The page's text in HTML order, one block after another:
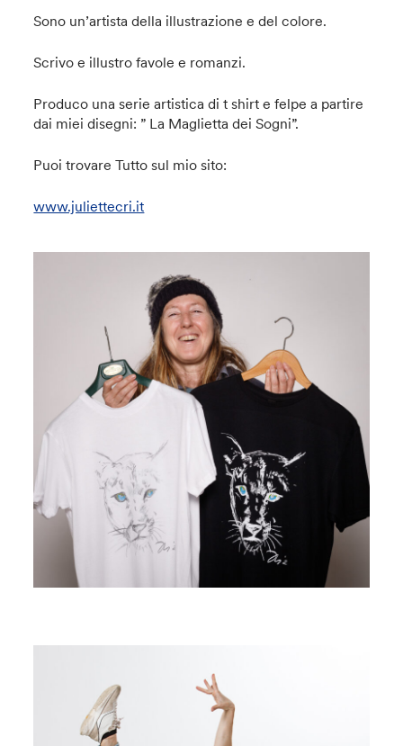
Sono un’artista della illustrazione e del colore.
Scrivo e illustro favole e romanzi.
Produco una serie artistica di t shirt e felpe a partire
dai miei disegni: ” La Maglietta dei Sogni”.
Puoi trovare Tutto sul mio sito:
www.juliettecri.it